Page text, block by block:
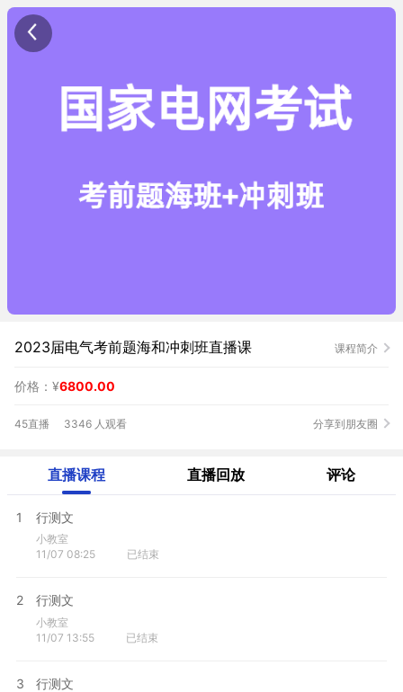
2023届电气考前题海和冲刺班直播课 课程简介
价格：¥6800.00
45直播 3346 人观看 分享到朋友圈
直播课程 直播回放 评论
1 行测文
小教室
11/07 08:25
已结束
2 行测文
小教室
11/07 13:55
已结束
3 行测文